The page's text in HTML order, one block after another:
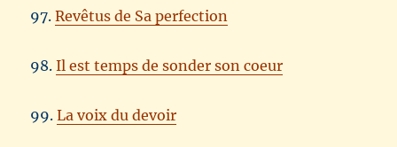
97.Revêtus de Sa perfection
98.Il est temps de sonder son coeur
99.La voix du devoir